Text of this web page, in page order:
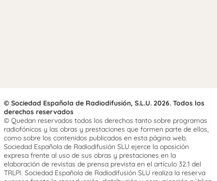
© Sociedad Española de Radiodifusión, S.L.U. 2026. Todos los
derechos reservados
© Quedan reservados todos los derechos tanto sobre programas
radiofónicos y las obras y prestaciones que formen parte de ellos,
como sobre los contenidos publicados en esta página web.
Sociedad Española de Radiodifusión SLU ejerce la oposición
expresa frente al uso de sus obras y prestaciones en la
elaboración de revistas de prensa prevista en el artículo 32.1 del
TRLPI. Sociedad Española de Radiodifusión SLU realiza la reserva